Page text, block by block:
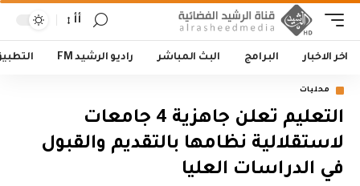
أأ
اخر الاخبار البرامج البث المباشر راديو الرشيد FM
محليات
التعليم تعلن جاهزية 4 جامعات
لاستقلالية نظامها بالتقديم والقبول
في الدراسات العليا